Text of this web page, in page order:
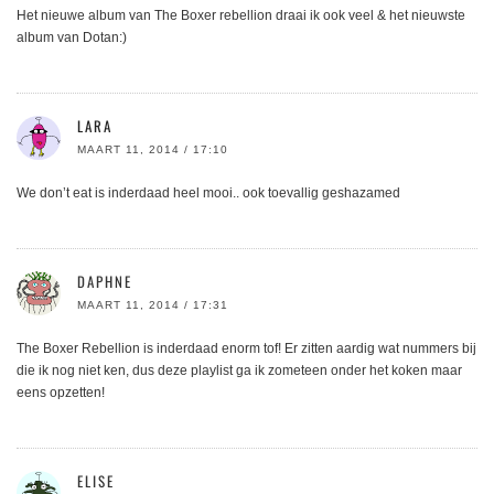
Het nieuwe album van The Boxer rebellion draai ik ook veel & het nieuwste
album van Dotan:)
LARA
MAART 11, 2014 / 17:10
We don’t eat is inderdaad heel mooi.. ook toevallig geshazamed
DAPHNE
MAART 11, 2014 / 17:31
The Boxer Rebellion is inderdaad enorm tof! Er zitten aardig wat nummers bij
die ik nog niet ken, dus deze playlist ga ik zometeen onder het koken maar
eens opzetten!
ELISE